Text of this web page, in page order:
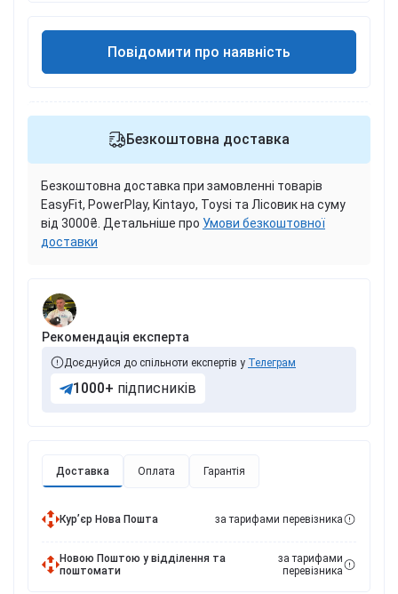
Доставка Оплата Гарантія
Курʼєр Нова Пошта за тарифами перевізника
Новою Поштою у відділення та
поштомати
за тарифами
перевізника
Повідомити про наявність
Безкоштовна доставка
Безкоштовна доставка при замовленні товарів
EasyFit, PowerPlay, Kintayo, Toysi та Лісовик на суму
від 3000₴. Детальніше про Умови безкоштовної
доставки
Рекомендація експерта
Доєднуйся до спільноти експертів у Телеграм
1000+ підписників